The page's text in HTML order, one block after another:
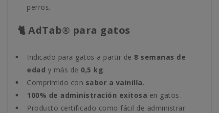
perros.
🐈 AdTab® para gatos
Indicado para gatos a partir de 8 semanas de
edad y más de 0,5 kg.
Comprimido con sabor a vainilla.
100% de administración exitosa en gatos.
Producto certificado como fácil de administrar.